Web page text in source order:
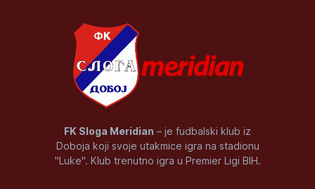
FK Sloga Meridian – je fudbalski klub iz
Doboja koji svoje utakmice igra na stadionu
"Luke". Klub trenutno igra u Premier Ligi BIH.